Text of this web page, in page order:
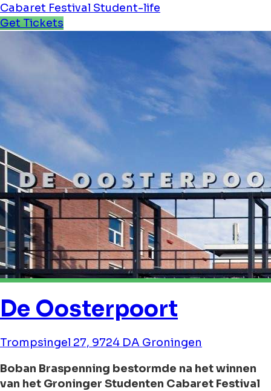
Cabaret Festival Student-life
Get Tickets
De Oosterpoort
Trompsingel 27, 9724 DA Groningen
Boban Braspenning bestormde na het winnen
van het Groninger Studenten Cabaret Festival